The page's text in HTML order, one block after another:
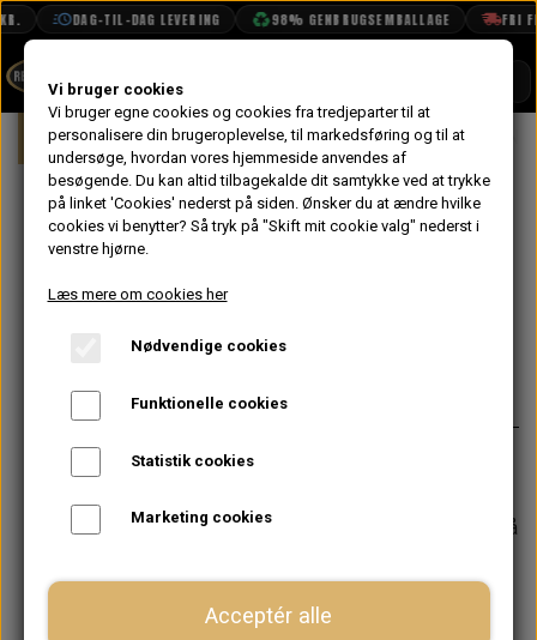
DAG-TIL-DAG LEVERING 98% GENBRUGSEMBALLAGE FRI
BOOK TID
PROJEKTER
TEKNISK DATA
VANDPOLERING
Forside Mini Fastgørelse Plasthætte til
På lager
Plasthætte til
Gul
0,80 kr.
Varenummer: 2381-100
Sælges styk vis.
Forventet leveringstid:
Varen er på
−
Vi bruger cookies
Vi bruger egne cookies og cookies fra tredjeparter til at
personalisere din brugeroplevelse, til markedsføring og til at
undersøge, hvordan vores hjemmeside anvendes af
besøgende. Du kan altid tilbagekalde dit samtykke ved at trykke
på linket 'Cookies' nederst på siden. Ønsker du at ændre hvilke
cookies vi benytter? Så tryk på "Skift mit cookie valg" nederst i
venstre hjørne.
Læs mere om cookies her
Nødvendige cookies
Funktionelle cookies
Statistik cookies
Marketing cookies
Acceptér alle